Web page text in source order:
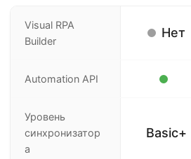
Visual RPA
Builder
Нет
Automation API
Уровень
синхронизатор
а
Basic+